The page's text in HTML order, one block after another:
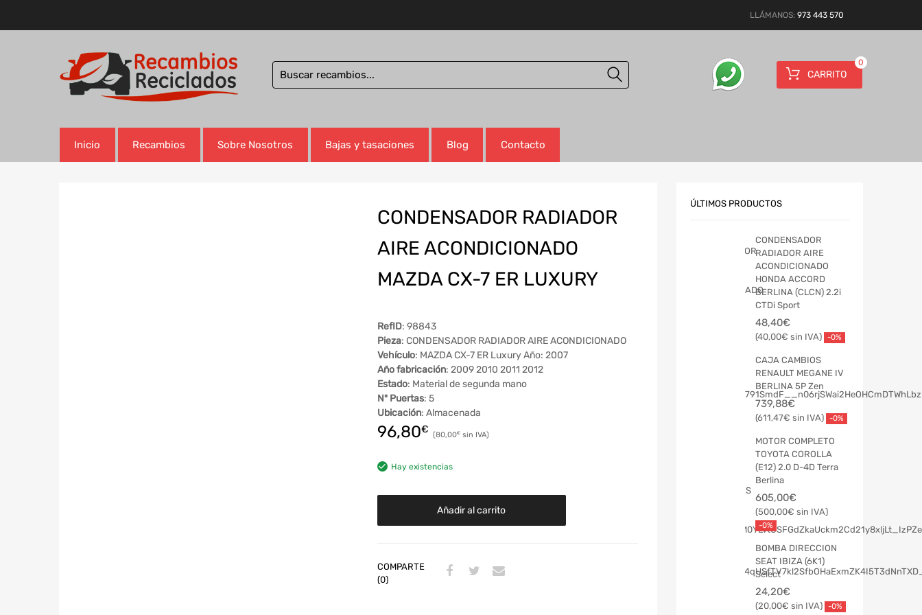
LLÁMANOS: 973 443 570
CARRITO
0
Inicio Recambios Sobre Nosotros Bajas y tasaciones Blog Contacto
CONDENSADOR RADIADOR
AIRE ACONDICIONADO
MAZDA CX-7 ER LUXURY
RefID: 98843
Pieza: CONDENSADOR RADIADOR AIRE ACONDICIONADO
Vehículo: MAZDA CX-7 ER Luxury Año: 2007
Año fabricación: 2009 2010 2011 2012
Estado: Material de segunda mano
Nº Puertas: 5
Ubicación: Almacenada
96,80€ 80,00€
Hay existencias
Añadir al carrito
COMPARTE
(0)
ÚLTIMOS PRODUCTOS
CONDENSADOR
RADIADOR AIRE
ACONDICIONADO
HONDA ACCORD
BERLINA (CLCN) 2.2i
CTDi Sport
48,40€
40,00€ -0%
CAJA CAMBIOS
RENAULT MEGANE IV
BERLINA 5P Zen
739,88€
611,47€ -0%
MOTOR COMPLETO
TOYOTA COROLLA
(E12) 2.0 D-4D Terra
Berlina
605,00€
500,00€
-0%
BOMBA DIRECCION
SEAT IBIZA (6K1)
Select
24,20€
20,00€ -0%